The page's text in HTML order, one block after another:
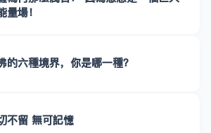
量場！
的六種境界，你是哪一種？
不留 無可記憶